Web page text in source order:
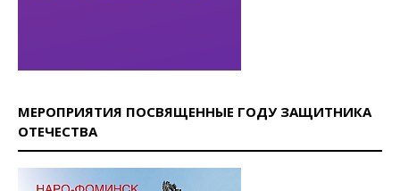
МЕРОПРИЯТИЯ ПОСВЯЩЕННЫЕ ГОДУ ЗАЩИТНИКА
ОТЕЧЕСТВА